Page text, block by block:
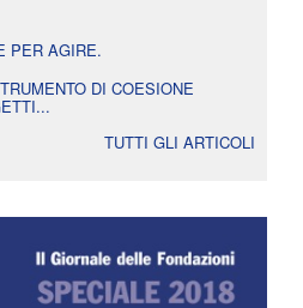
PER AGIRE.
DI COESIONE
TUTTI GLI ARTICOLI